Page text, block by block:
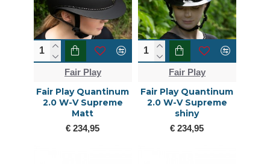
Fair Play
Fair Play Quantinum
2.0 W-V Supreme
Matt
€ 234,95
Fair Play
Fair Play Quantinum
2.0 W-V Supreme
shiny
€ 234,95